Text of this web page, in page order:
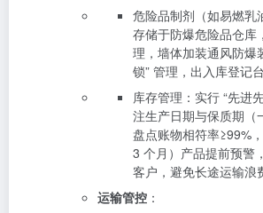
危险品制剂（如易燃乳
存储于防爆危险品仓库
理，墙体加装通风防爆
锁” 管理，出入库登记
库存管理：实行 “先进
注生产日期与保质期（
盘点账物相符率≥99%
3 个月）产品提前预警
客户，避免长途运输浪
运输管控 ：